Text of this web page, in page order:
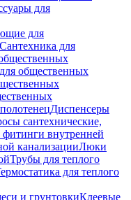
для
для
Сантехника для
общественных
Диспенсеры
сантехнические,
внутренней
канализацииЛюки
Трубы для теплого
для теплого
и грунтовкиКлеевые